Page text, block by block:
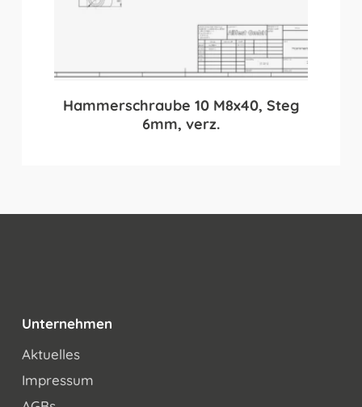
Hammerschraube 10 M8x40, Steg
6mm, verz.
Unternehmen
Aktuelles
Impressum